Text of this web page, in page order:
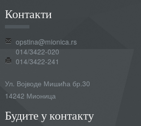
Контакти
opstina@mionica.rs
014/3422-020
014/3422-241
Ул. Војводе Мишића бр.30
14242 Мионица
Будите у контакту